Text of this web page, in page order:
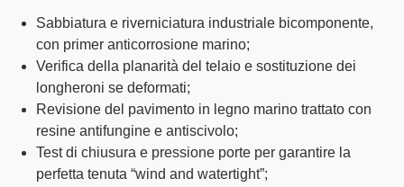
Sabbiatura e riverniciatura industriale bicomponente,
con primer anticorrosione marino;
Verifica della planarità del telaio e sostituzione dei
longheroni se deformati;
Revisione del pavimento in legno marino trattato con
resine antifungine e antiscivolo;
Test di chiusura e pressione porte per garantire la
perfetta tenuta “wind and watertight”;